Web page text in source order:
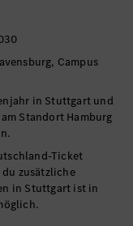
Campus
in Stuttgart und
Standort Hamburg
Ticket
zusätzliche
in Stuttgart ist in